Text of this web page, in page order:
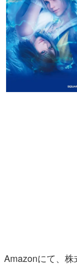
日
日本の
ルを網
解説を
若ゲ
『うつ
一先生
な
アプリレビュー
Amazonにて、